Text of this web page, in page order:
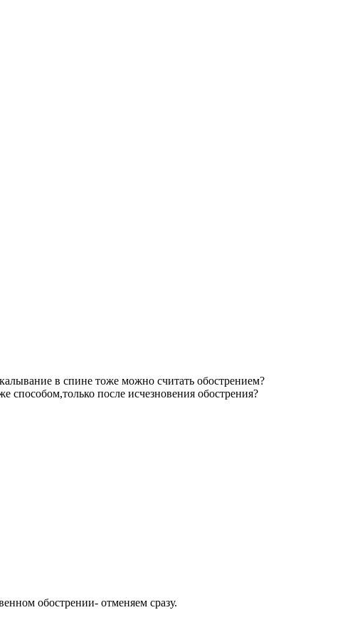
в спине тоже можно считать обострением?
способом,только после исчезновения обострения?
обострении- отменяем сразу.